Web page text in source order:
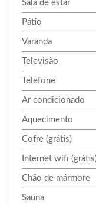
Sala de estar
Pátio
Varanda
Televisão
Telefone
Ar condicionado
Aquecimento
Cofre (grátis)
Internet wifi
Chão de mármore
Sauna